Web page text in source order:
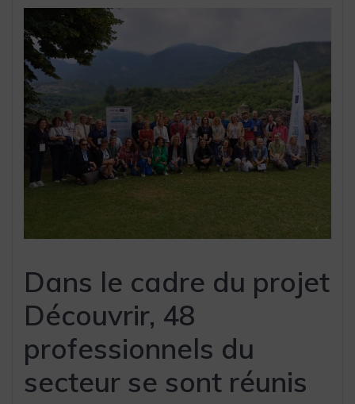
Dans le cadre du projet
Découvrir, 48
professionnels du
secteur se sont réunis